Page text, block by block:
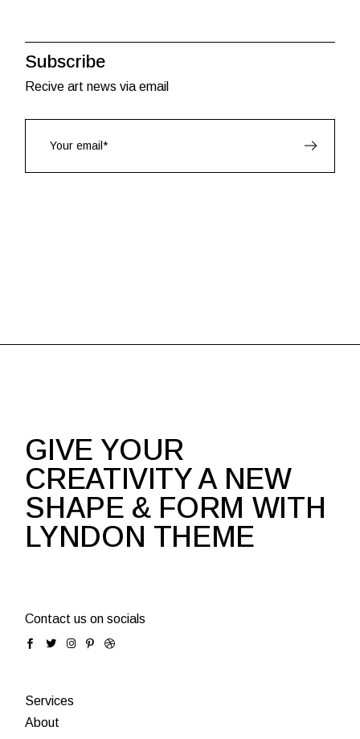
Subscribe
Recive art news via email
GIVE YOUR
CREATIVITY A NEW
SHAPE & FORM WITH
LYNDON THEME
Contact us on socials
Services
About